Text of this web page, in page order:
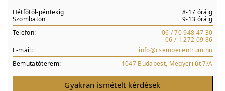
Hétfőtől-péntekig
8-17 óráig
Szombaton
9-13 óráig
Telefon:
06 / 70 948 47 30
06 / 1 272 09 86
E-mail:
info@csempecentrum.hu
Bemutatóterem:
1047 Budapest, Megyeri út 7/A
Gyakran ismételt kérdések